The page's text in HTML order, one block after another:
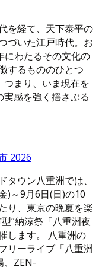
を経て、天下泰平の
づいた江戸時代。お
にわたるその文化の
するもののひとつ
まり、いま現在を
感を強く揺さぶる
2026
タウン八重洲では、
)～9月6日(日)の10
り、東京の晩夏を楽
型”納涼祭「八重洲夜
します。 八重洲の
リーライブ「八重洲
、ZEN-